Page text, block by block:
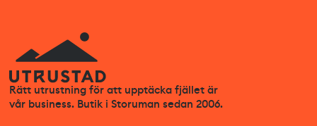
Rätt utrustning för att upptäcka fjället är
vår business. Butik i Storuman sedan 2006.